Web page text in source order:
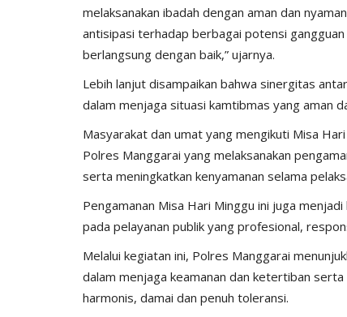
melaksanakan ibadah dengan aman dan
antisipasi terhadap berbagai potensi
berlangsung dengan baik,” ujarnya.
Lebih lanjut disampaikan bahwa sinergitas
dalam menjaga situasi kamtibmas yang aman
Masyarakat dan umat yang mengikuti Misa
Polres Manggarai yang melaksanakan
serta meningkatkan kenyamanan selama
Pengamanan Misa Hari Minggu ini juga
pada pelayanan publik yang profesional,
Melalui kegiatan ini, Polres Manggarai
dalam menjaga keamanan dan ketertiban
harmonis, damai dan penuh toleransi.